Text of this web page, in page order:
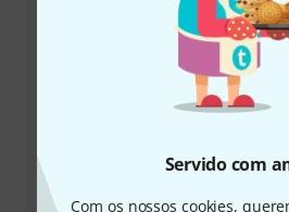
Servido com
Com os nossos cookies,
+49-9546-
A nossa equipa de apoio ao
ajudar com quaisquer questões
Horários comerciais (CEST -